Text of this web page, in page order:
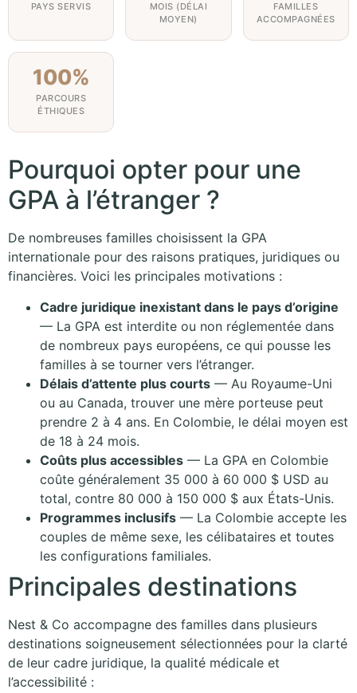
PAYS SERVIS
MOIS (DÉLAI
MOYEN)
FAMILLES
ACCOMPAGNÉES
100%
PARCOURS
ÉTHIQUES
Pourquoi opter pour une
GPA à l’étranger ?
De nombreuses familles choisissent la GPA
internationale pour des raisons pratiques, juridiques ou
financières. Voici les principales motivations :
Cadre juridique inexistant dans le pays d’origine
— La GPA est interdite ou non réglementée dans
de nombreux pays européens, ce qui pousse les
familles à se tourner vers l’étranger.
Délais d’attente plus courts — Au Royaume-Uni
ou au Canada, trouver une mère porteuse peut
prendre 2 à 4 ans. En Colombie, le délai moyen est
de 18 à 24 mois.
Coûts plus accessibles — La GPA en Colombie
coûte généralement 35 000 à 60 000 $ USD au
total, contre 80 000 à 150 000 $ aux États-Unis.
Programmes inclusifs — La Colombie accepte les
couples de même sexe, les célibataires et toutes
les configurations familiales.
Principales destinations
Nest & Co accompagne des familles dans plusieurs
destinations soigneusement sélectionnées pour la clarté
de leur cadre juridique, la qualité médicale et
l’accessibilité :